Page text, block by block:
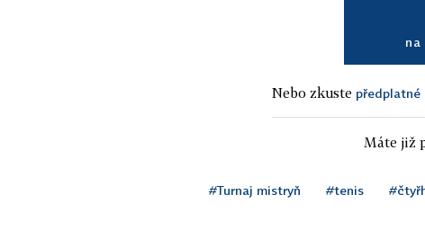
na
Nebo zkuste předplatné
Máte již
#Turnaj mistryň #tenis